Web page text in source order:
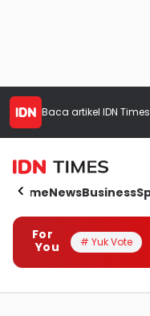
Baca artikel IDN Times
HomeNewsBusiness
For
You
# Yuk Vote